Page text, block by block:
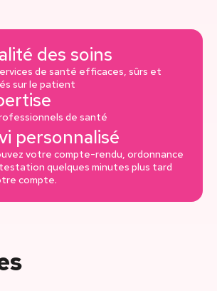
des soins
de santé efficaces, sûrs et
sur le patient
de santé
personnalisé
votre compte-rendu, ordonnance
quelques minutes plus tard
compte.